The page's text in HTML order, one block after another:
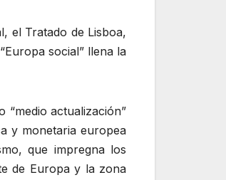
el Tratado de Lisboa,
social” llena la
“medio actualización”
y monetaria europea
que impregna los
de Europa y la zona